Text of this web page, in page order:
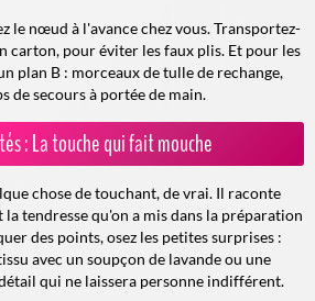
le nœud à l'avance chez vous. Transportez-
carton, pour éviter les faux plis. Et pour les
plan B : morceaux de tulle de rechange,
de secours à portée de main.
: La touche qui fait mouche
chose de touchant, de vrai. Il raconte
tendresse qu'on a mis dans la préparation
des points, osez les petites surprises :
avec un soupçon de lavande ou une
qui ne laissera personne indifférent.